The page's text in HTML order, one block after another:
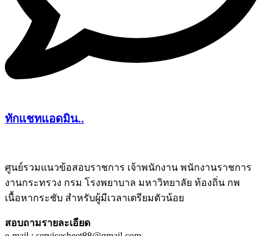
ทักแชทแอดมิน..
ศูนย์รวมแนวข้อสอบราชการ เจ้าพนักงาน พนักงานราชการ
งานกระทรวง กรม โรงพยาบาล มหาวิทยาลัย ท้องถิ่น กพ
เนื้อหากระชับ สำหรับผู้มีเวลาเตรียมตัวน้อย
สอบถามรายละเอียด